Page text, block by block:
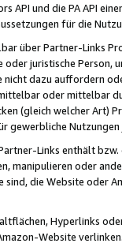
API und die PA API
für die
über Partner-Links
juristische
dazu auffordern
oder mittelbar
(gleich welcher Art)
gewerbliche
Links enthält
manipulieren oder
die Website oder
Hyperlinks
Website